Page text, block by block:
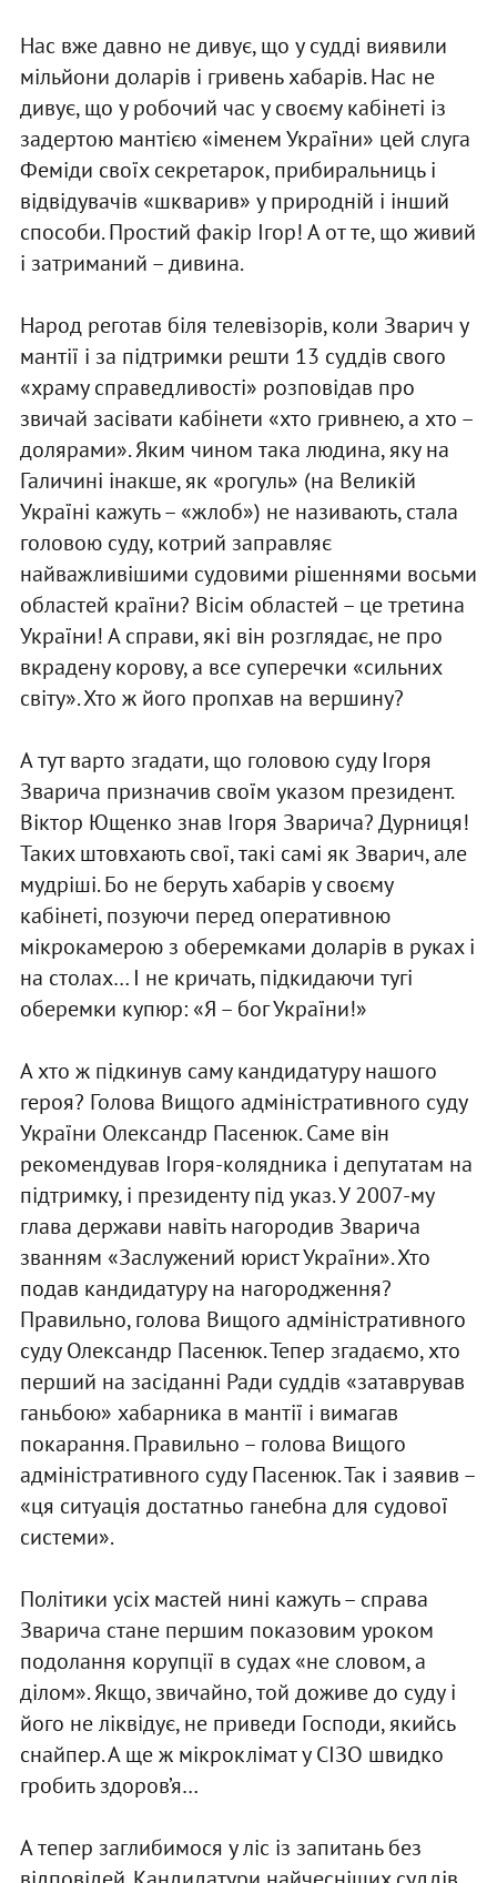
Нас вже давно не дивує, що у судді виявили
мільйони доларів і гривень хабарів. Нас не
дивує, що у робочий час у своєму кабінеті із
задертою мантією «іменем України» цей слуга
Феміди своїх секретарок, прибиральниць і
відвідувачів «шкварив» у природній і інший
способи. Простий факір Ігор! А от те, що живий
і затриманий – дивина.
Народ реготав біля телевізорів, коли Зварич у
мантії і за підтримки решти 13 суддів свого
«храму справедливості» розповідав про
звичай засівати кабінети «хто гривнею, а хто –
долярами». Яким чином така людина, яку на
Галичині інакше, як «рогуль» (на Великій
Україні кажуть – «жлоб») не називають, стала
головою суду, котрий заправляє
найважливішими судовими рішеннями восьми
областей країни? Вісім областей – це третина
України! А справи, які він розглядає, не про
вкрадену корову, а все суперечки «сильних
світу». Хто ж його пропхав на вершину?
А тут варто згадати, що головою суду Ігоря
Зварича призначив своїм указом президент.
Віктор Ющенко знав Ігоря Зварича? Дурниця!
Таких штовхають свої, такі самі як Зварич, але
мудріші. Бо не беруть хабарів у своєму
кабінеті, позуючи перед оперативною
мікрокамерою з оберемками доларів в руках і
на столах… І не кричать, підкидаючи тугі
оберемки купюр: «Я – бог України!»
А хто ж підкинув саму кандидатуру нашого
героя? Голова Вищого адміністративного суду
України Олександр Пасенюк. Саме він
рекомендував Ігоря-колядника і депутатам на
підтримку, і президенту під указ. У 2007-му
глава держави навіть нагородив Зварича
званням «Заслужений юрист України». Хто
подав кандидатуру на нагородження?
Правильно, голова Вищого адміністративного
суду Олександр Пасенюк. Тепер згадаємо, хто
перший на засіданні Ради суддів «затаврував
ганьбою» хабарника в мантії і вимагав
покарання. Правильно – голова Вищого
адміністративного суду Пасенюк. Так і заявив –
«ця ситуація достатньо ганебна для судової
системи».
Політики усіх мастей нині кажуть – справа
Зварича стане першим показовим уроком
подолання корупції в судах «не словом, а
ділом». Якщо, звичайно, той доживе до суду і
його не ліквідує, не приведи Господи, якийсь
снайпер. А ще ж мікроклімат у СІЗО швидко
гробить здоров’я…
А тепер заглибимося у ліс із запитань без